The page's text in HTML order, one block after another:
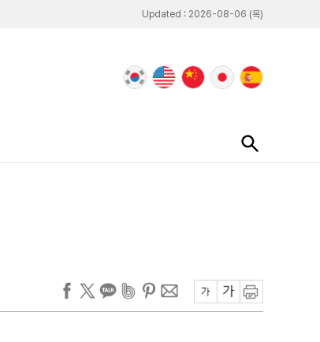
Updated : 2026-08-06 (목)